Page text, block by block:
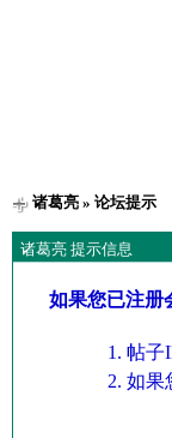
诸葛亮» 论坛提示
诸葛亮 提示信息
如果您已注册
帖子
如果